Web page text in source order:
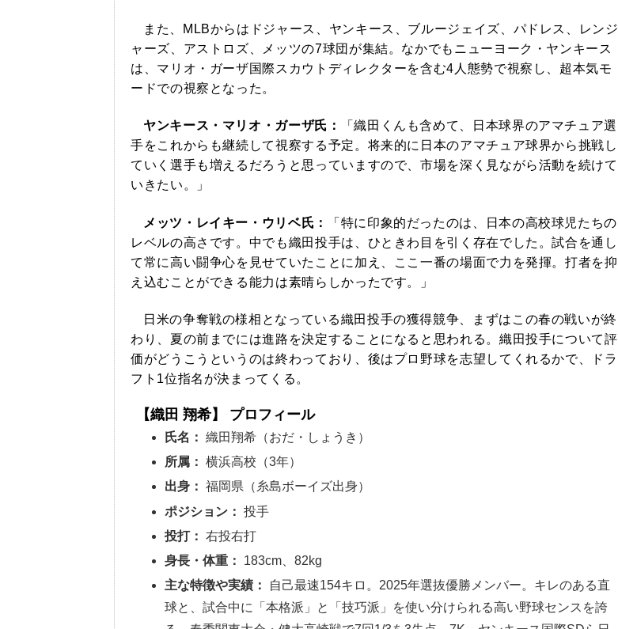
また、MLBからはドジャース、ヤンキース、ブルージェイズ、パドレス、レンジ
ャーズ、アストロズ、メッツの7球団が集結。なかでもニューヨーク・ヤンキース
は、マリオ・ガーザ国際スカウトディレクターを含む4人態勢で視察し、超本気モ
ードでの視察となった。
ヤンキース・マリオ・ガーザ氏：
「織田くんも含めて、日本球界のアマチュア選
手をこれからも継続して視察する予定。将来的に日本のアマチュア球界から挑戦し
ていく選手も増えるだろうと思っていますので、市場を深く見ながら活動を続けて
いきたい。」
メッツ・レイキー・ウリベ氏：
「特に印象的だったのは、日本の高校球児たちの
レベルの高さです。中でも織田投手は、ひときわ目を引く存在でした。試合を通し
て常に高い闘争心を見せていたことに加え、ここ一番の場面で力を発揮。打者を抑
え込むことができる能力は素晴らしかったです。」
日米の争奪戦の様相となっている織田投手の獲得競争、まずはこの春の戦いが終
わり、夏の前までには進路を決定することになると思われる。織田投手について評
価がどうこうというのは終わっており、後はプロ野球を志望してくれるかで、ドラ
フト1位指名が決まってくる。
【織田 翔希】 プロフィール
氏名： 織田翔希（おだ・しょうき）
所属： 横浜高校（3年）
出身： 福岡県（糸島ボーイズ出身）
ポジション： 投手
投打： 右投右打
身長・体重：
183cm、82kg
主な特徴や実績：
自己最速154キロ。2025年選抜優勝メンバー。キレのある直
球と、試合中に「本格派」と「技巧派」を使い分けられる高い野球センスを誇